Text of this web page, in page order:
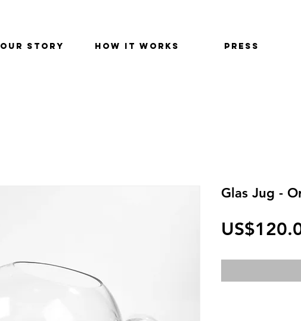
OUR STORY HOW IT WORKS PRESS
Glas Jug -